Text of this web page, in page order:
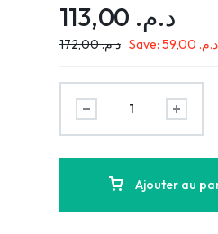
د.م.
د.م.172,00 Save: د.م.59,00
Ajouter au